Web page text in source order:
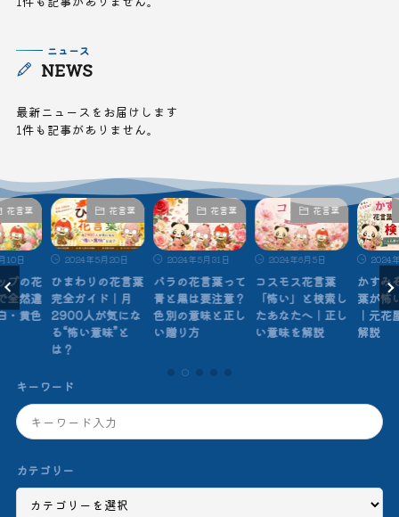
NEWS
ニュース
最新ニュースをお届けします
1件も記事がありません。
花言葉
10日
プの花
全然違
・黄色
花言葉
2024年5月20日
ひまわりの花言葉
完全ガイド｜月
2900人が気にな
る“怖い意味”と
は？
花言葉
2024年5月31日
バラの花言葉って
青と黒は要注意？
色別の意味と正し
い贈り方
花言葉
2024年6月5日
コスモス花言葉
「怖い」と検索し
たあなたへ｜正し
い意味を解説
2024
かすみ
葉が怖
｜元花
解説
キーワード
カテゴリー